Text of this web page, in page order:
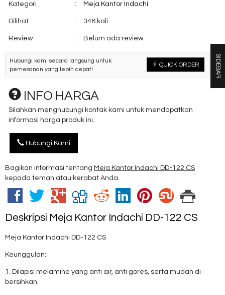
Kategori : Meja Kantor Indachi
Dilihat : 348 kali
Review : Belum ada review
QUICK ORDER
Hubungi kami secara langsung untuk
pemesanan yang lebih cepat!
INFO HARGA
Silahkan menghubungi kontak kami untuk mendapatkan
informasi harga produk ini.
Hubungi Kami
Bagikan informasi tentang Meja Kantor Indachi DD-122 CS
kepada teman atau kerabat Anda.
Deskripsi Meja Kantor Indachi DD-122 CS
Meja Kantor Indachi DD-122 CS
Keunggulan:
1. Dilapisi melamine yang anti air, anti gores, serta mudah di
bersihkan.
SIDEBAR